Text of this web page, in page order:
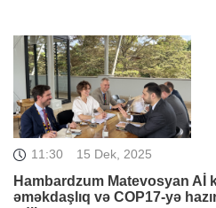
11:30 15 Dek, 2025
Hambardzum Matevosyan Aİ
əməkdaşlıq və COP17-yə